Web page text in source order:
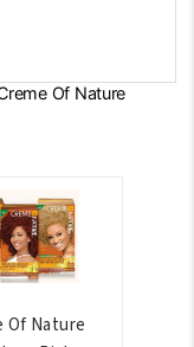
Of Nature
Of Nature